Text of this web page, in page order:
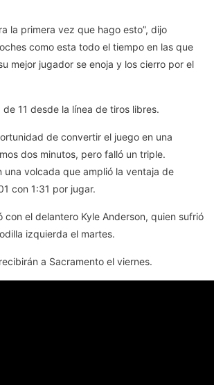
la primera vez que hago esto”, dijo
como esta todo el tiempo en las que
mejor jugador se enoja y los cierro por el
de 11 desde la línea de tiros libres.
de convertir el juego en una
dos minutos, pero falló un triple.
una volcada que amplió la ventaja de
con 1:31 por jugar.
con el delantero Kyle Anderson, quien sufrió
izquierda el martes.
a Sacramento el viernes.